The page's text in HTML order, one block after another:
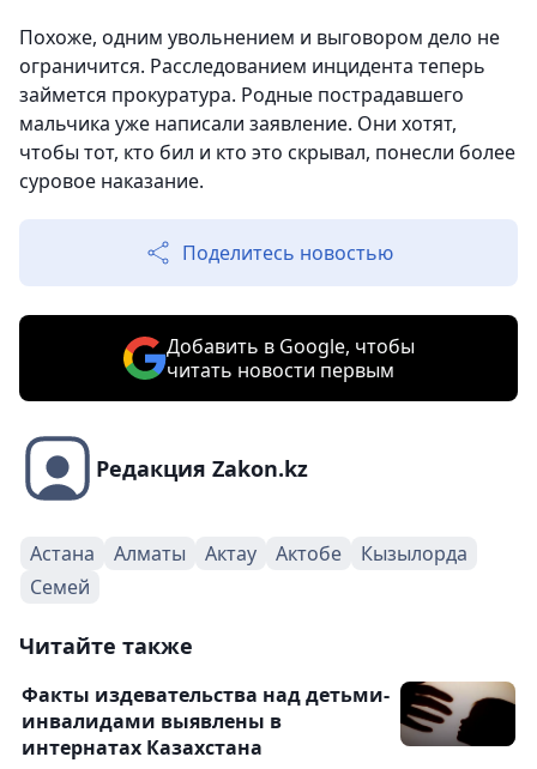
Похоже, одним увольнением и выговором дело не
ограничится. Расследованием инцидента теперь
займется прокуратура. Родные пострадавшего
мальчика уже написали заявление. Они хотят,
чтобы тот, кто бил и кто это скрывал, понесли более
суровое наказание.
Поделитесь новостью
Добавить в Google, чтобы
читать новости первым
Редакция Zakon.kz
Астана Алматы Актау Актобе
Кызылорда
Семей
Читайте также
Факты издевательства над детьми-
инвалидами выявлены в
интернатах Казахстана